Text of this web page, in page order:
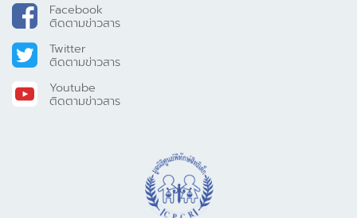
Facebook
ติดตามข่าวสาร
Twitter
ติดตามข่าวสาร
Youtube
ติดตามข่าวสาร